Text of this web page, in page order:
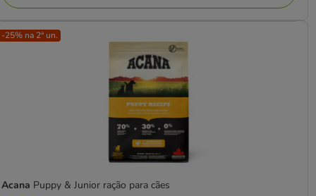
-25% na 2ª un.
Acana Puppy & Junior ração para cães